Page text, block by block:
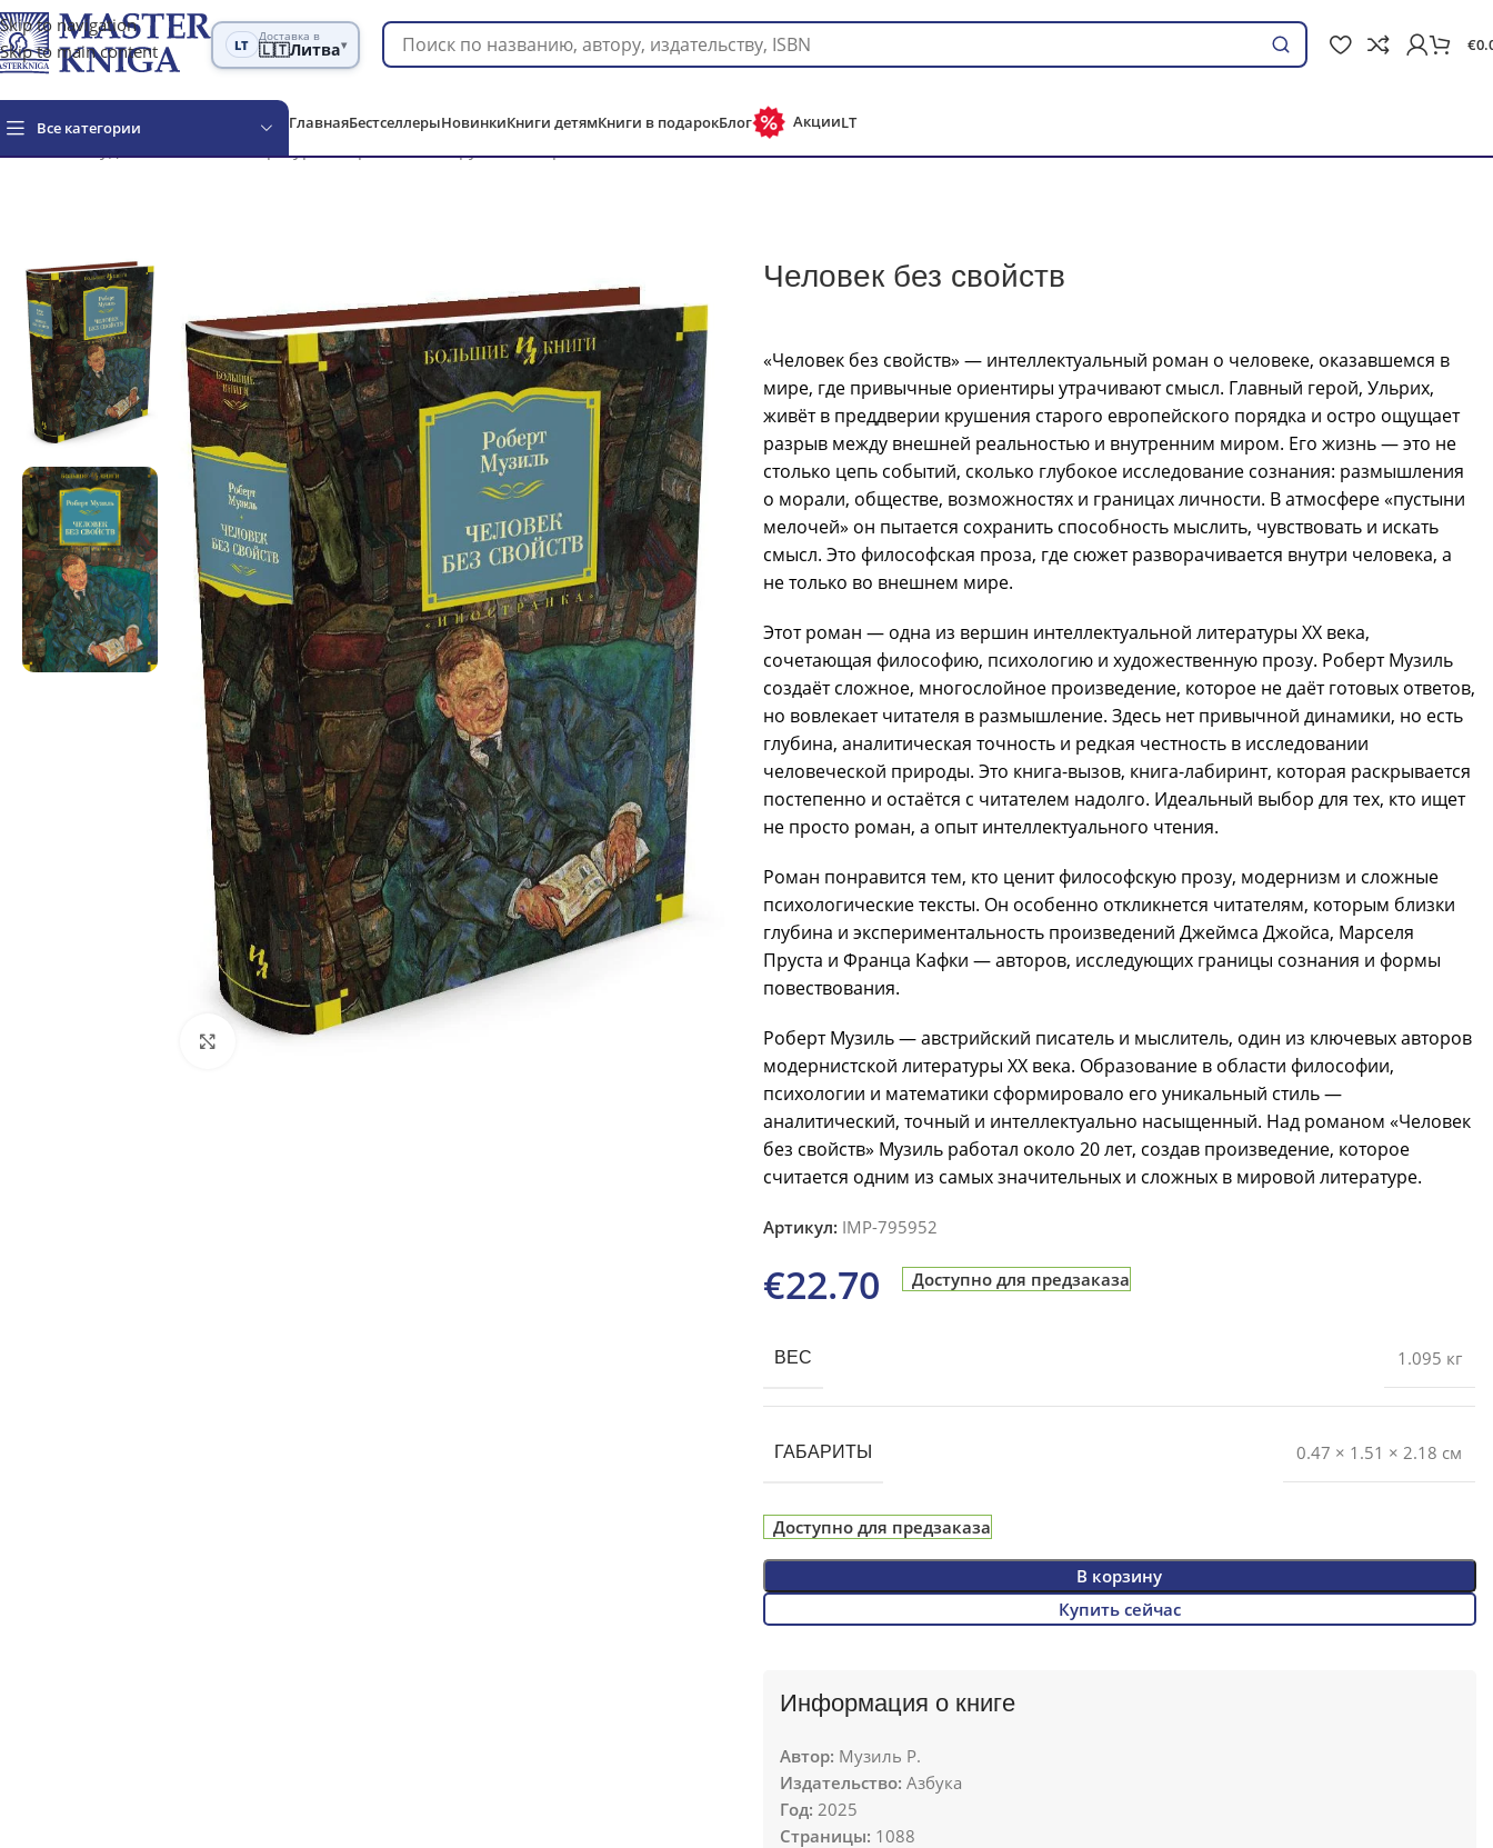
Skip to navigation
Skip to main content
LT
Доставка в
🇱🇹Литва▾
Поиск
€
Все категории ГлавнаяБестселлерыНовинкиКниги детямКниги в подарокБлог АкцииLT
Click to enlarge
Человек без свойств
«Человек без свойств» — интеллектуальный роман о человеке, оказавшемся в
мире, где привычные ориентиры утрачивают смысл. Главный герой, Ульрих,
живёт в преддверии крушения старого европейского порядка и остро ощущает
разрыв между внешней реальностью и внутренним миром. Его жизнь — это не
столько цепь событий, сколько глубокое исследование сознания: размышления
о морали, обществе, возможностях и границах личности. В атмосфере «пустыни
мелочей» он пытается сохранить способность мыслить, чувствовать и искать
смысл. Это философская проза, где сюжет разворачивается внутри человека, а
не только во внешнем мире.
Этот роман — одна из вершин интеллектуальной литературы XX века,
сочетающая философию, психологию и художественную прозу. Роберт Музиль
создаёт сложное, многослойное произведение, которое не даёт готовых ответов,
но вовлекает читателя в размышление. Здесь нет привычной динамики, но есть
глубина, аналитическая точность и редкая честность в исследовании
человеческой природы. Это книга-вызов, книга-лабиринт, которая раскрывается
постепенно и остаётся с читателем надолго. Идеальный выбор для тех, кто ищет
не просто роман, а опыт интеллектуального чтения.
Роман понравится тем, кто ценит философскую прозу, модернизм и сложные
психологические тексты. Он особенно откликнется читателям, которым близки
глубина и экспериментальность произведений Джеймса Джойса, Марселя
Пруста и Франца Кафки — авторов, исследующих границы сознания и формы
повествования.
Роберт Музиль — австрийский писатель и мыслитель, один из ключевых авторов
модернистской литературы XX века. Образование в области философии,
психологии и математики сформировало его уникальный стиль —
аналитический, точный и интеллектуально насыщенный. Над романом «Человек
без свойств» Музиль работал около 20 лет, создав произведение, которое
считается одним из самых значительных и сложных в мировой литературе.
Артикул: IMP-795952
€22.70 Доступно для предзаказа
ВЕС 1.095 кг
ГАБАРИТЫ 0.47 × 1.51 × 2.18 см
Доступно для предзаказа
В корзину
Купить сейчас
Информация о книге
Автор: Музиль Р.
Издательство: Азбука
Год: 2025
Страницы: 1088